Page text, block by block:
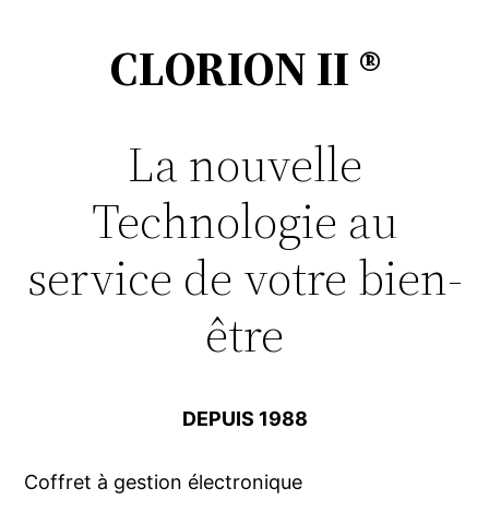
CLORION II ®
La nouvelle
Technologie au
service de votre bien-
être
DEPUIS 1988
Coffret à gestion électronique